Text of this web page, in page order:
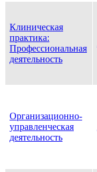
Клиническая
практика:
Профессиональная
деятельность
Организационно-
управленческая
деятельность